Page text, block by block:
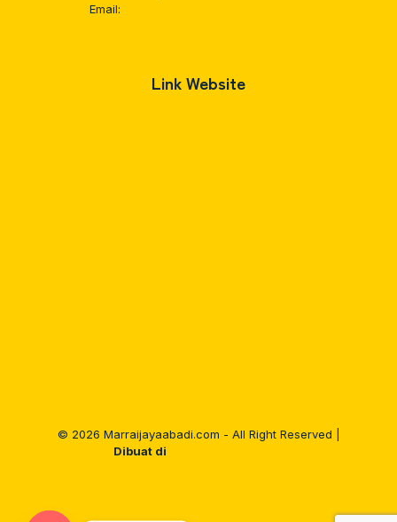
Email:
Link Website
© 2026 Marraijayaabadi.com - All Right Reserved |
Dibuat di